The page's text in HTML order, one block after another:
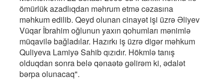
ömürlük azadlıqdan məhrum etmə cəzasına
məhkum edilib. Qeyd olunan cinayət işi üzrə Əliyev
Vüqar İbrahim oğlunun yaxın qohumları mənimlə
müqavilə bağladılar. Hazırkı iş üzrə digər məhkum
Quliyeva Lamiyə Sahib qızıdır. Hökmlə tanış
olduqdan sonra belə qənaətə gəlirəm ki, ədalət
bərpa olunacaq".